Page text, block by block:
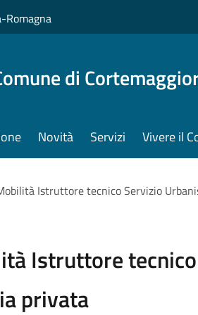
Romagna
di
Novità Servizi Vivere il
Istruttore tecnico Servizio
Istruttore
privata